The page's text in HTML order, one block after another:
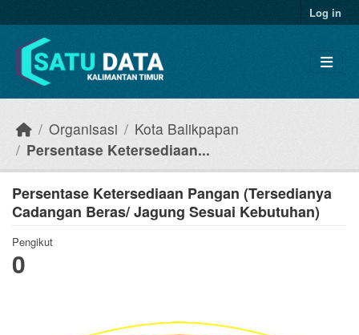
Log in
Organisasi
Kota Balikpapan
Persentase Ketersediaan...
Persentase Ketersediaan Pangan (Tersedianya
Cadangan Beras/ Jagung Sesuai Kebutuhan)
Pengikut
0